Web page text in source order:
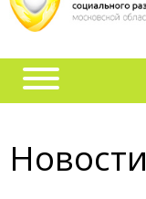
Новости